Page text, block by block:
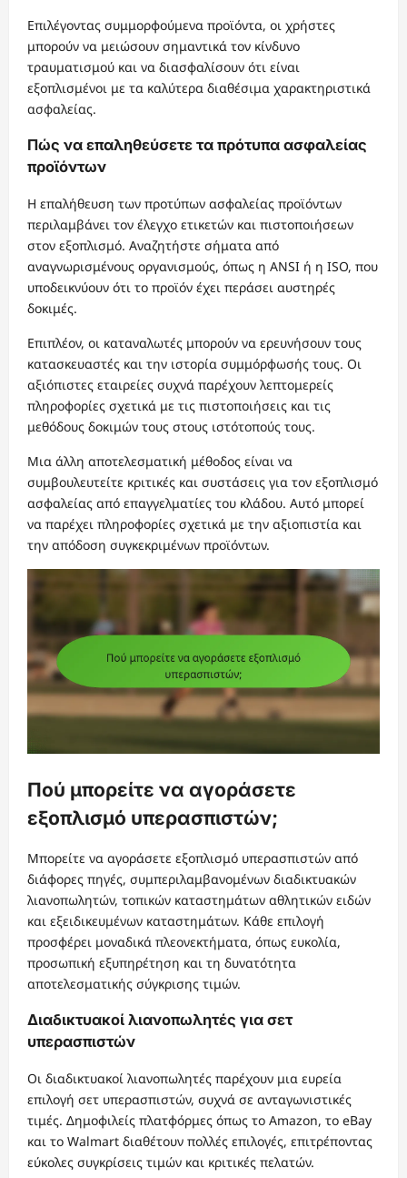
Επιλέγοντας συμμορφούμενα προϊόντα, οι χρήστες
μπορούν να μειώσουν σημαντικά τον κίνδυνο
τραυματισμού και να διασφαλίσουν ότι είναι
εξοπλισμένοι με τα καλύτερα διαθέσιμα χαρακτηριστικά
ασφαλείας.
Πώς να επαληθεύσετε τα πρότυπα ασφαλείας
προϊόντων
Η επαλήθευση των προτύπων ασφαλείας προϊόντων
περιλαμβάνει τον έλεγχο ετικετών και πιστοποιήσεων
στον εξοπλισμό. Αναζητήστε σήματα από
αναγνωρισμένους οργανισμούς, όπως η ANSI ή η ISO, που
υποδεικνύουν ότι το προϊόν έχει περάσει αυστηρές
δοκιμές.
Επιπλέον, οι καταναλωτές μπορούν να ερευνήσουν τους
κατασκευαστές και την ιστορία συμμόρφωσής τους. Οι
αξιόπιστες εταιρείες συχνά παρέχουν λεπτομερείς
πληροφορίες σχετικά με τις πιστοποιήσεις και τις
μεθόδους δοκιμών τους στους ιστότοπούς τους.
Μια άλλη αποτελεσματική μέθοδος είναι να
συμβουλευτείτε κριτικές και συστάσεις για τον εξοπλισμό
ασφαλείας από επαγγελματίες του κλάδου. Αυτό μπορεί
να παρέχει πληροφορίες σχετικά με την αξιοπιστία και
την απόδοση συγκεκριμένων προϊόντων.
Πού μπορείτε να αγοράσετε
εξοπλισμό υπερασπιστών;
Μπορείτε να αγοράσετε εξοπλισμό υπερασπιστών από
διάφορες πηγές, συμπεριλαμβανομένων διαδικτυακών
λιανοπωλητών, τοπικών καταστημάτων αθλητικών ειδών
και εξειδικευμένων καταστημάτων. Κάθε επιλογή
προσφέρει μοναδικά πλεονεκτήματα, όπως ευκολία,
προσωπική εξυπηρέτηση και τη δυνατότητα
αποτελεσματικής σύγκρισης τιμών.
Διαδικτυακοί λιανοπωλητές για σετ
υπερασπιστών
Οι διαδικτυακοί λιανοπωλητές παρέχουν μια ευρεία
επιλογή σετ υπερασπιστών, συχνά σε ανταγωνιστικές
τιμές. Δημοφιλείς πλατφόρμες όπως το Amazon, το eBay
και το Walmart διαθέτουν πολλές επιλογές, επιτρέποντας
εύκολες συγκρίσεις τιμών και κριτικές πελατών.